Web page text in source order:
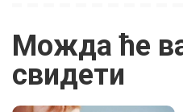
Можда ће
свидети